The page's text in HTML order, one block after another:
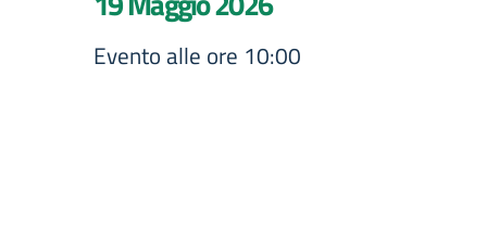
Evento alle ore 10:00